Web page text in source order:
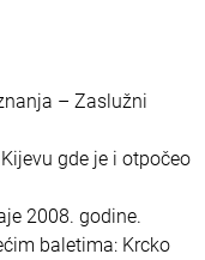
– Zaslužni
gde je i otpočeo
2008. godine.
baletima: Krcko